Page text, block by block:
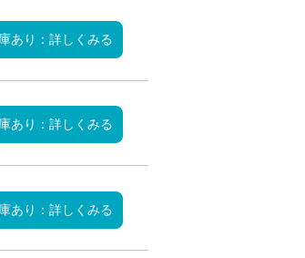
あり：詳しくみる
あり：詳しくみる
あり：詳しくみる